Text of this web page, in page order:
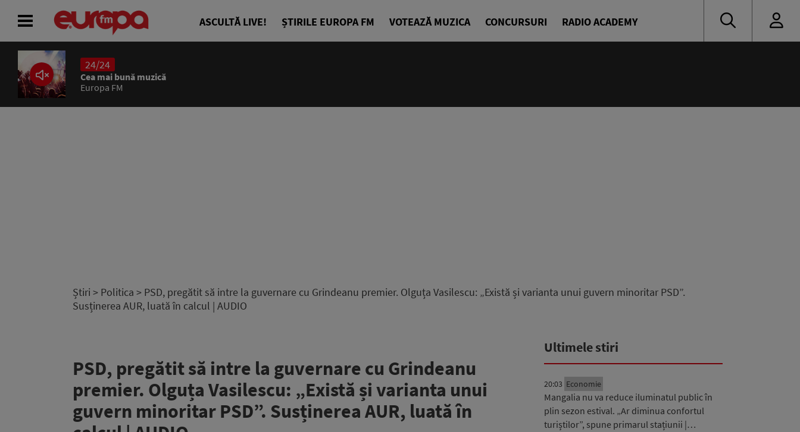
ASCULTĂ LIVE! ȘTIRILE EUROPA FM VOTEAZĂ MUZICA CONCURSURI RADIO ACADEMY
24/24
Cea mai bună muzică
Europa FM
Știri > Politica > PSD, pregătit să intre la guvernare cu Grindeanu premier. Olguța Vasilescu: „Există și varianta unui guvern minoritar PSD”.
Susținerea AUR, luată în calcul | AUDIO
PSD, pregătit să intre la guvernare cu Grindeanu
premier. Olguța Vasilescu: „Există și varianta unui
guvern minoritar PSD”. Susținerea AUR, luată în
Ultimele stiri
20:03 Economie
Mangalia nu va reduce iluminatul public în
plin sezon estival. „Ar diminua confortul
turiștilor”, spune primarul stațiunii |…
ACASĂ
ȘTIRI